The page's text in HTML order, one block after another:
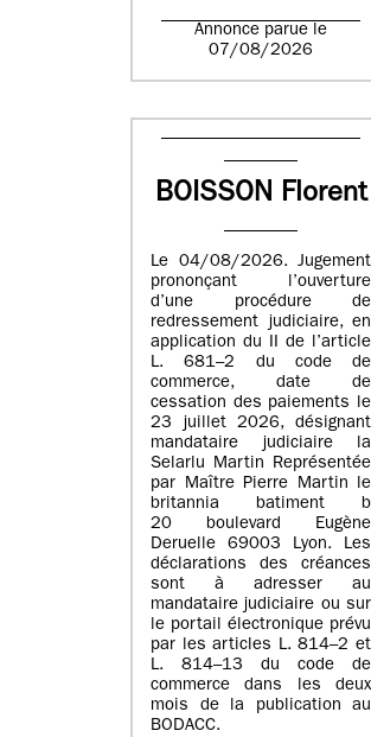
Annonce parue le
07/08/2026
BOISSON Florent
Le 04/08/2026. Jugement
prononçant l’ouverture
d’une procédure de
redressement judiciaire, en
application du II de l’article
L. 681–2 du code de
commerce, date de
cessation des paiements le
23 juillet 2026, désignant
mandataire judiciaire la
Selarlu Martin Représentée
par Maître Pierre Martin le
britannia batiment b
20 boulevard Eugène
Deruelle 69003 Lyon. Les
déclarations des créances
sont à adresser au
mandataire judiciaire ou sur
le portail électronique prévu
par les articles L. 814–2 et
L. 814–13 du code de
commerce dans les deux
mois de la publication au
BODACC.